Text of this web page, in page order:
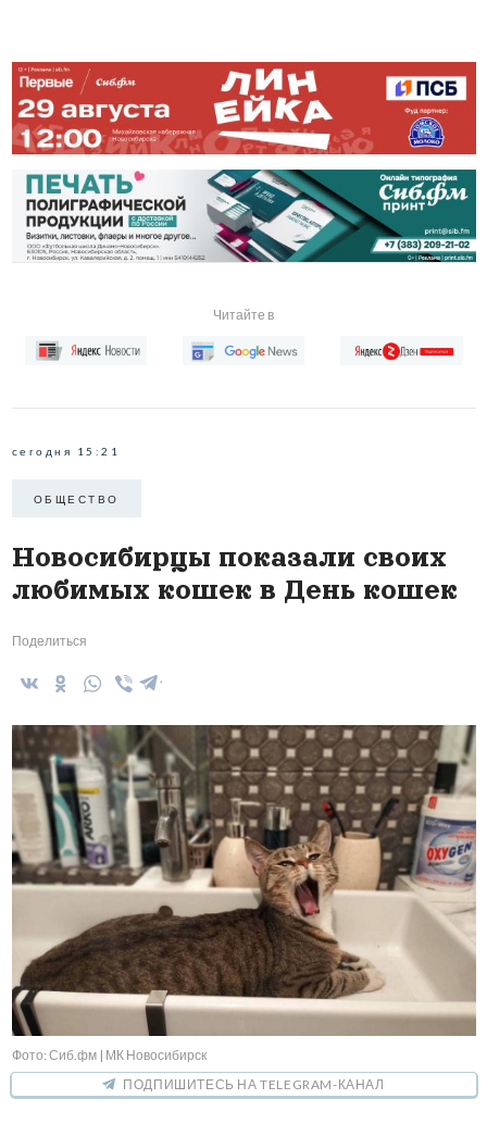
Читайте в
сегодня 15:21
ОБЩЕСТВО
Новосибирцы показали своих
любимых кошек в День кошек
Поделиться
Фото: Сиб.фм | МК Новосибирск
ПОДПИШИТЕСЬ НА TELEGRAM-КАНАЛ